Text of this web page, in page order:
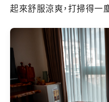
起來舒服涼爽，打掃得一